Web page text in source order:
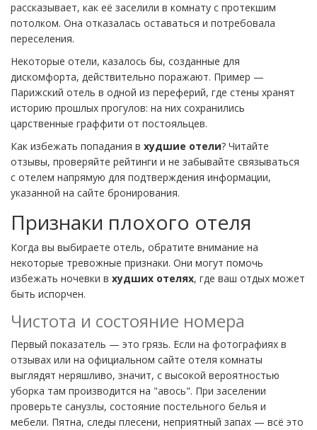
рассказывает, как её заселили в комнату с протекшим
потолком. Она отказалась оставаться и потребовала
переселения.
Некоторые отели, казалось бы, созданные для
дискомфорта, действительно поражают. Пример —
Парижский отель в одной из переферий, где стены хранят
историю прошлых прогулов: на них сохранились
царственные граффити от постояльцев.
Как избежать попадания в худшие отели? Читайте
отзывы, проверяйте рейтинги и не забывайте связываться
с отелем напрямую для подтверждения информации,
указанной на сайте бронирования.
Признаки плохого отеля
Когда вы выбираете отель, обратите внимание на
некоторые тревожные признаки. Они могут помочь
избежать ночевки в худших отелях, где ваш отдых может
быть испорчен.
Чистота и состояние номера
Первый показатель — это грязь. Если на фотографиях в
отзывах или на официальном сайте отеля комнаты
выглядят неряшливо, значит, с высокой вероятностью
уборка там производится на "авось". При заселении
проверьте санузлы, состояние постельного белья и
мебели. Пятна, следы плесени, неприятный запах — всё это